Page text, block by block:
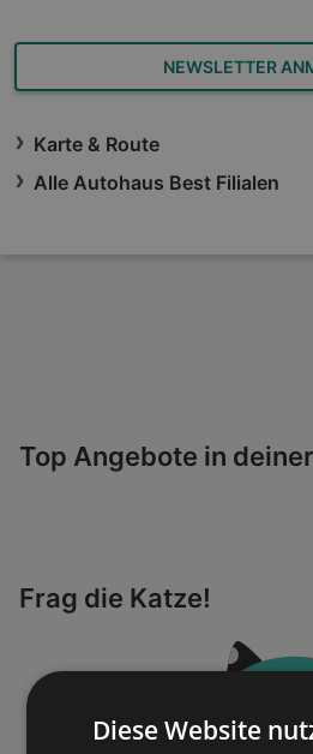
NEWSLETTER
Karte & Route
Alle Autohaus Best Filialen
Top Angebote in
Frag die Katze!
Diese Website